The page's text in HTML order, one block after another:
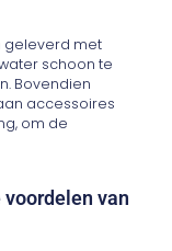
geleverd met
schoon te
Bovendien
accessoires
om de
van